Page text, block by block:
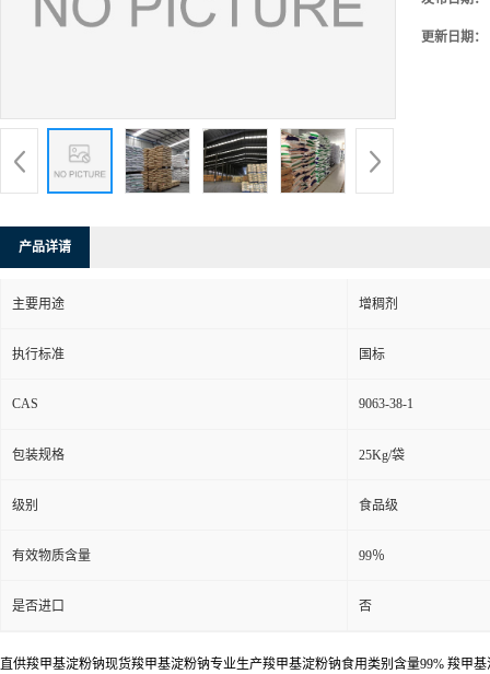
更新日期：
产品详请
主要用途 增稠剂
执行标准 国标
CAS 9063-38-1
包装规格 25Kg/袋
级别 食品级
有效物质含量 99％
是否进口 否
直供羧甲基淀粉钠现货羧甲基淀粉钠专业生产羧甲基淀粉钠食用类别含量99% 羧甲